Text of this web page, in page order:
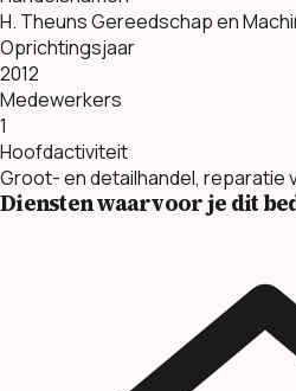
H. Theuns Gereedschap en
Oprichtingsjaar
2012
Medewerkers
1
Hoofdactiviteit
Groot- en detailhandel, reparatie
Diensten waarvoor je dit